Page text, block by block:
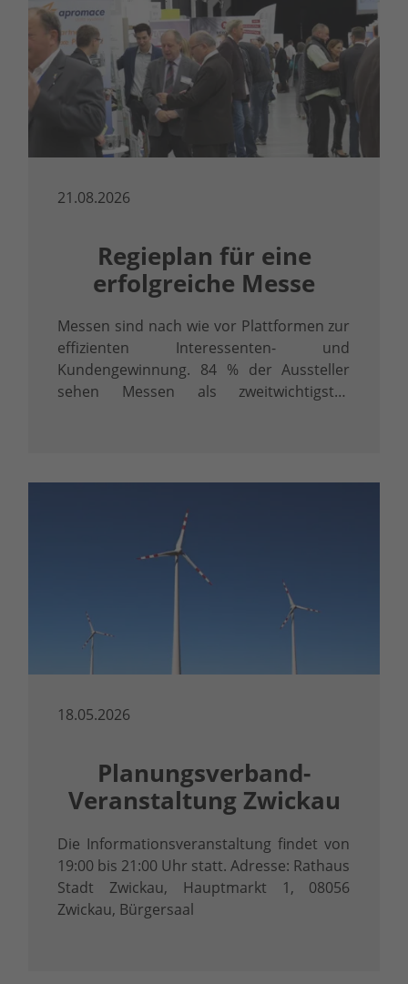
21.08.2026
Regieplan für eine
erfolgreiche Messe
Messen sind nach wie vor Plattformen zur
effizienten Interessenten- und
Kundengewinnung. 84 % der Aussteller
sehen Messen als zweitwichtigstes
18.05.2026
Planungsverband-
Veranstaltung Zwickau
Die Informationsveranstaltung findet von
19:00 bis 21:00 Uhr statt. Adresse: Rathaus
Stadt Zwickau, Hauptmarkt 1, 08056
Zwickau, Bürgersaal